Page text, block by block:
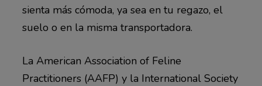
sienta más cómoda, ya sea en tu regazo, el
suelo o en la misma transportadora.
La American Association of Feline
Practitioners (AAFP) y la International Society